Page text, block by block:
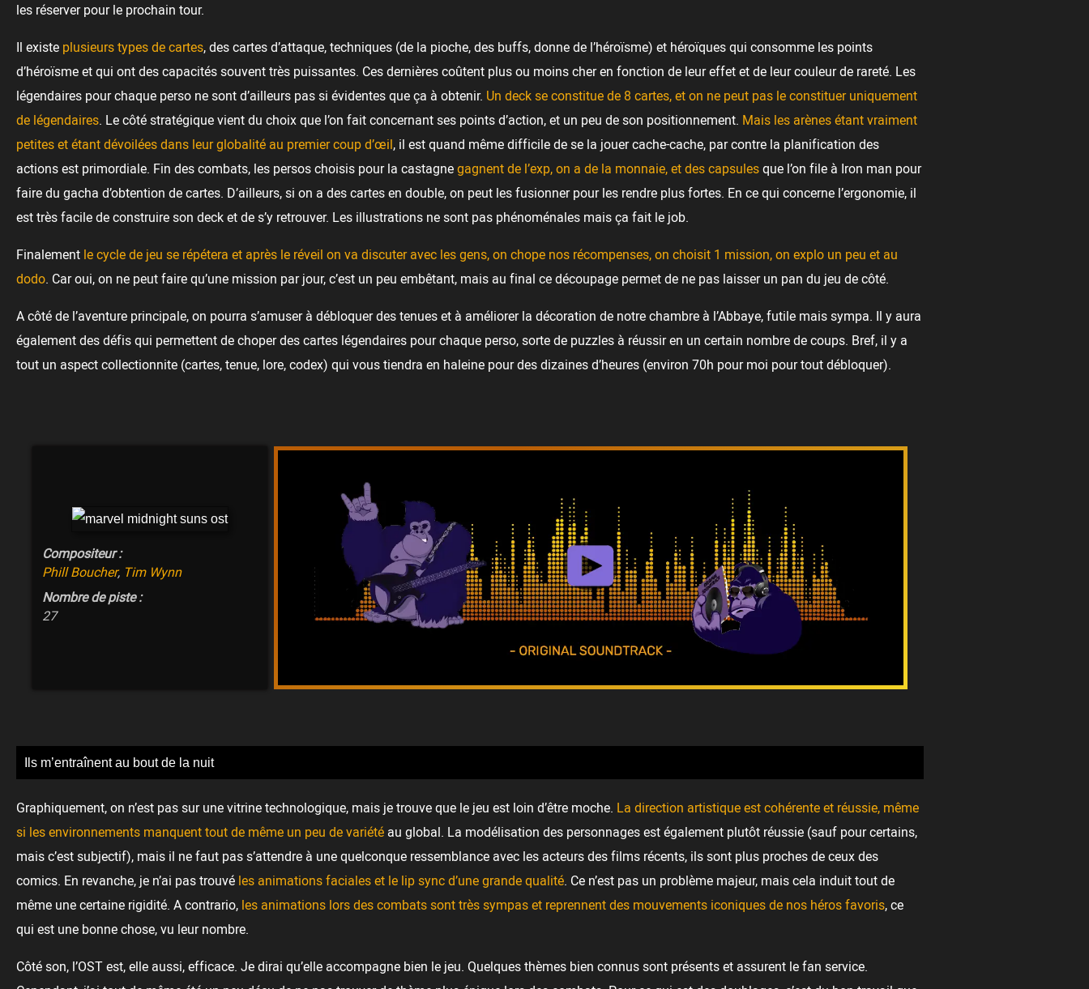
les réserver pour le prochain tour.
Il existe plusieurs types de cartes, des cartes d’attaque, techniques (de la pioche, des buffs, donne de l’héroïsme) et héroïques qui consomme les points
d’héroïsme et qui ont des capacités souvent très puissantes. Ces dernières coûtent plus ou moins cher en fonction de leur effet et de leur couleur de rareté. Les
légendaires pour chaque perso ne sont d’ailleurs pas si évidentes que ça à obtenir. Un deck se constitue de 8 cartes, et on ne peut pas le constituer uniquement
de légendaires. Le côté stratégique vient du choix que l’on fait concernant ses points d’action, et un peu de son positionnement. Mais les arènes étant vraiment
petites et étant dévoilées dans leur globalité au premier coup d’œil, il est quand même difficile de se la jouer cache-cache, par contre la planification des
actions est primordiale. Fin des combats, les persos choisis pour la castagnegagnent de l’exp, on a de la monnaie, et des capsulesque l’on file à Iron man pour
faire du gacha d’obtention de cartes. D’ailleurs, si on a des cartes en double, on peut les fusionner pour les rendre plus fortes. En ce qui concerne l’ergonomie, il
est très facile de construire son deck et de s’y retrouver. Les illustrations ne sont pas phénoménales mais ça fait le job.
Finalement le cycle de jeu se répétera et après le réveil on va discuter avec les gens, on chope nos récompenses, on choisit 1 mission, on explo un peu et au
dodo. Car oui, on ne peut faire qu’une mission par jour, c’est un peu embêtant, mais au final ce découpage permet de ne pas laisser un pan du jeu de côté.
A côté de l’aventure principale, on pourra s’amuser à débloquer des tenues et à améliorer la décoration de notre chambre à l’Abbaye, futile mais sympa. Il y aura
également des défis qui permettent de choper des cartes légendaires pour chaque perso, sorte de puzzles à réussir en un certain nombre de coups. Bref, il y a
tout un aspect collectionnite (cartes, tenue, lore, codex) qui vous tiendra en haleine pour des dizaines d’heures (environ 70h pour moi pour tout débloquer).
Compositeur :
Phill Boucher, Tim Wynn
Nombre de piste :
27
Ils m’entraînent au bout de la nuit
Graphiquement, on n’est pas sur une vitrine technologique, mais je trouve que le jeu est loin d’être moche. La direction artistique est cohérente et réussie, même
si les environnements manquent tout de même un peu de variété au global. La modélisation des personnages est également plutôt réussie (sauf pour certains,
mais c’est subjectif), mais il ne faut pas s’attendre à une quelconque ressemblance avec les acteurs des films récents, ils sont plus proches de ceux des
comics. En revanche, je n’ai pas trouvé les animations faciales et le lip sync d’une grande qualité. Ce n’est pas un problème majeur, mais cela induit tout de
même une certaine rigidité. A contrario, les animations lors des combats sont très sympas et reprennent des mouvements iconiques de nos héros favoris, ce
qui est une bonne chose, vu leur nombre.
Côté son, l’OST est, elle aussi, efficace. Je dirai qu’elle accompagne bien le jeu. Quelques thèmes bien connus sont présents et assurent le fan service.